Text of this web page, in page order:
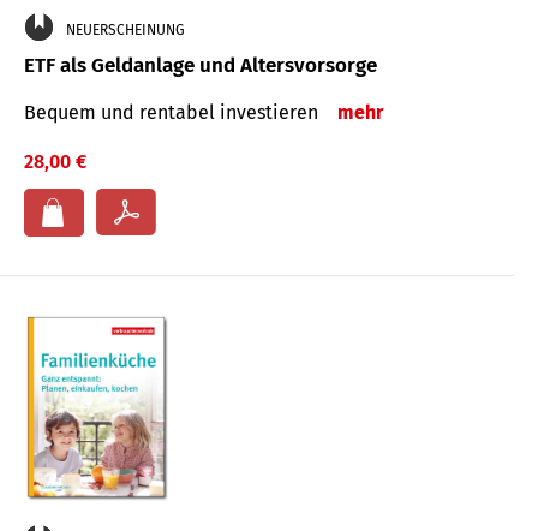
NEUERSCHEINUNG
ETF als Geldanlage und Altersvorsorge
Bequem und rentabel investieren mehr
28,00 €